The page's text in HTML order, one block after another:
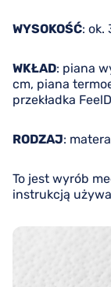
WYSOKOŚĆ: ok.
WKŁAD: piana
cm, piana
przekładka
RODZAJ:
To jest wyrób
instrukcją